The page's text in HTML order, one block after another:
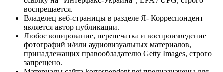
воспрещается.
Владелец веб-страницы в разделе Я- Корреспондент
является автор публикации.
Любое копирование, перепечатка и воспроизведение
фотографий и/или аудиовизуальных материалов,
принадлежащих правообладателю Getty Images, строго
запрещено.